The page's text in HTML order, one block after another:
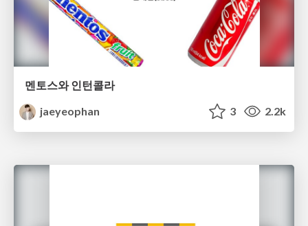
멘토스와 인턴콜라
jaeyeophan
3 2.2k